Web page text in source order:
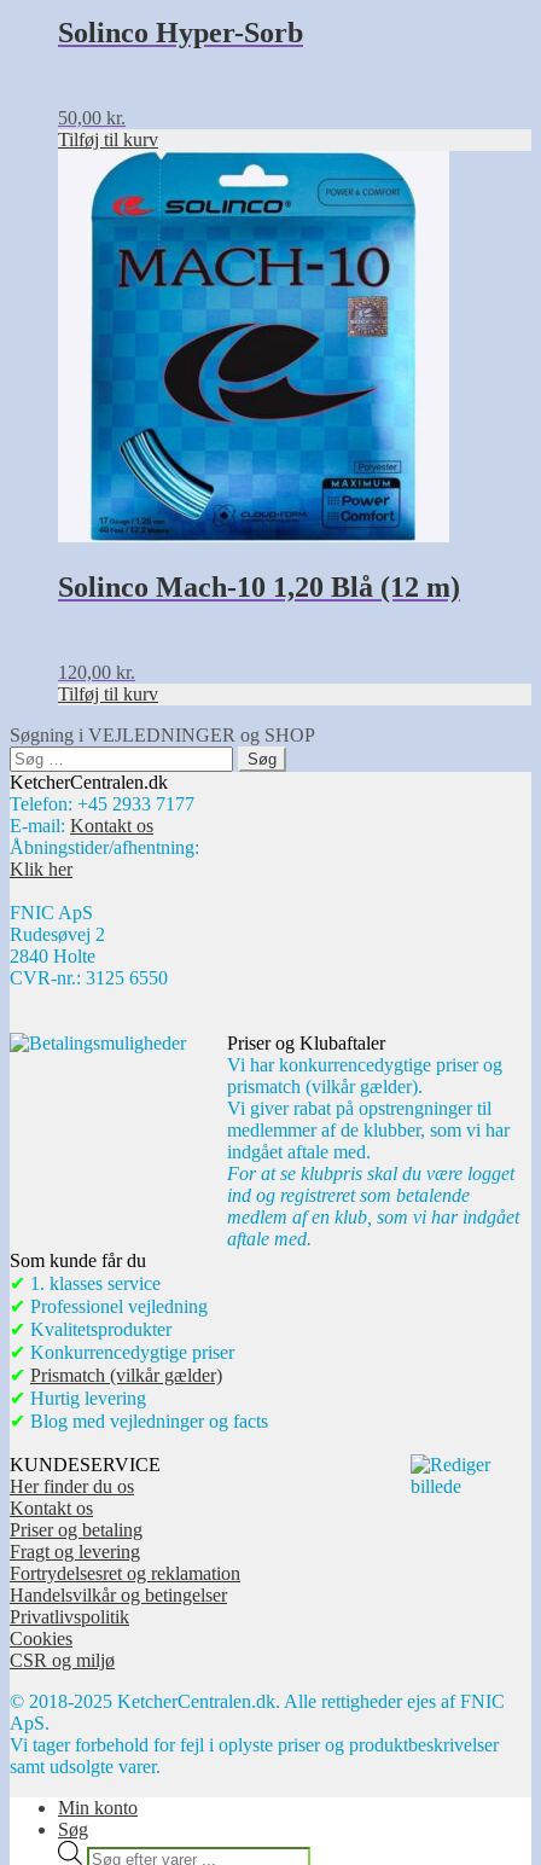
Solinco Hyper-Sorb
50,00 kr.
Tilføj til kurv
Solinco Mach-10 1,20 Blå (12 m)
120,00 kr.
Tilføj til kurv
Søgning i VEJLEDNINGER og SHOP
Søg
efter:
KetcherCentralen.dk
Telefon: +45 2933 7177
E-mail: Kontakt os
Åbningstider/afhentning:
Klik her
FNIC ApS
Rudesøvej 2
2840 Holte
CVR-nr.: 3125 6550
Priser og Klubaftaler
Vi har konkurrencedygtige priser og
prismatch (vilkår gælder).
Vi giver rabat på opstrengninger til
medlemmer af de klubber, som vi har
indgået aftale med.
For at se klubpris skal du være logget
ind og registreret som betalende
medlem af en klub, som vi har indgået
aftale med.
Som kunde får du
✔ 1. klasses service
✔ Professionel vejledning
✔ Kvalitetsprodukter
✔ Konkurrencedygtige priser
✔ Prismatch (vilkår gælder)
✔ Hurtig levering
✔ Blog med vejledninger og facts
KUNDESERVICE
Her finder du os
Kontakt os
Priser og betaling
Fragt og levering
Fortrydelsesret og reklamation
Handelsvilkår og betingelser
Privatlivspolitik
Cookies
CSR og miljø
© 2018-2025 KetcherCentralen.dk. Alle rettigheder ejes af FNIC
ApS.
Vi tager forbehold for fejl i oplyste priser og produktbeskrivelser
samt udsolgte varer.
Min konto
Søg
Products